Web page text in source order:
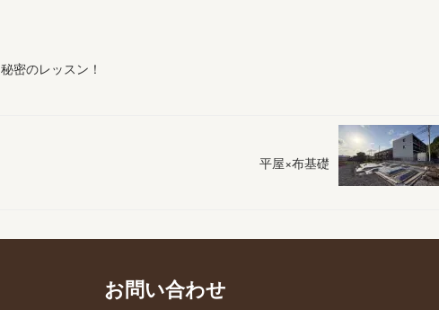
秘密のレッスン！
平屋×布基礎
お問い合わせ